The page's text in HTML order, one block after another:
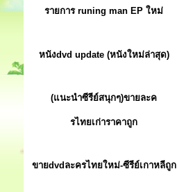
รายการ runing man EP ใหม่
หนังdvd update (หนังใหม่ล่าสุด)
(แนะนำซีรีย์สนุกๆ)ขายละค
รไทยเก่าราคาถูก
ขายdvdละครไทยใหม่-ซีรีย์เกาหลีถูก